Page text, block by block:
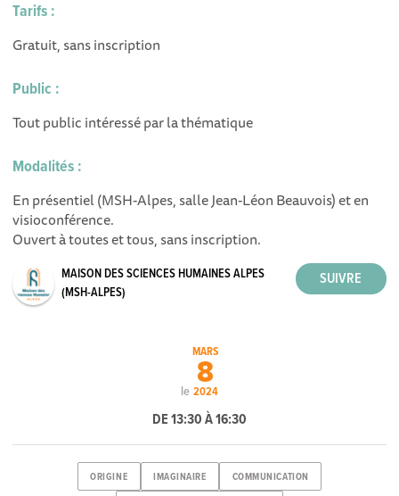
Tarifs :
Gratuit, sans inscription
Public :
Tout public intéressé par la thématique
Modalités :
En présentiel (MSH-Alpes, salle Jean-Léon Beauvois) et en
visioconférence.
Ouvert à toutes et tous, sans inscription.
MAISON DES SCIENCES HUMAINES ALPES
(MSH-ALPES)
le
MARS
8
2024
DE 13:30 À 16:30
ORIGINE IMAGINAIRE COMMUNICATION